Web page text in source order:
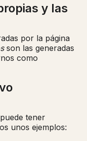
y las
por la página
son las generadas
como
tener
unos ejemplos: